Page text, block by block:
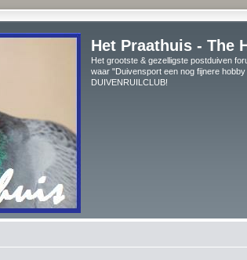
Het Praathuis - The
Het grootste & gezelligste postduiven
waar "Duivensport een nog fijnere
DUIVENRUILCLUB!